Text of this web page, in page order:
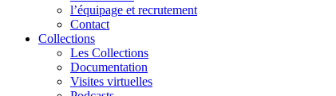
l’équipage et recrutement
Contact
Collections
Les Collections
Documentation
Visites virtuelles